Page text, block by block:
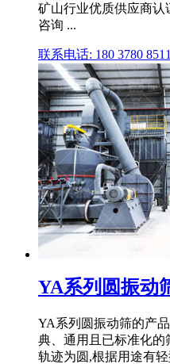
矿山行业优质供应商
咨询 ...
联系电话: 180 3780 8511
YA系列圆振动
YA系列圆振动筛的产
典、通用且已标准化的
轨迹为圆,根据用途有